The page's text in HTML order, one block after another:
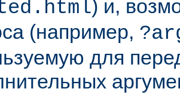
) и,
(например,
для